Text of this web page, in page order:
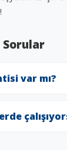
Sorular
var mı?